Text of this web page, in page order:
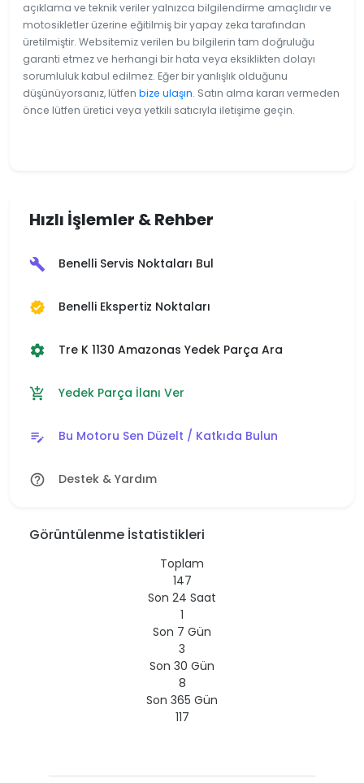
açıklama ve teknik veriler yalnızca bilgilendirme amaçlıdır ve
motosikletler üzerine eğitilmiş bir yapay zeka tarafından
üretilmiştir. Websitemiz verilen bu bilgilerin tam doğruluğu
garanti etmez ve herhangi bir hata veya eksiklikten dolayı
sorumluluk kabul edilmez. Eğer bir yanlışlık olduğunu
düşünüyorsanız, lütfen bize ulaşın. Satın alma kararı vermeden
önce lütfen üretici veya yetkili satıcıyla iletişime geçin.
Hızlı İşlemler & Rehber
build Benelli Servis Noktaları Bul
verified Benelli Ekspertiz Noktaları
settings Tre K 1130 Amazonas Yedek Parça Ara
add_shopping_cart Yedek Parça İlanı Ver
edit_note Bu Motoru Sen Düzelt / Katkıda Bulun
help_outline Destek & Yardım
Görüntülenme İstatistikleri
Toplam
147
Son 24 Saat
1
Son 7 Gün
3
Son 30 Gün
8
Son 365 Gün
117